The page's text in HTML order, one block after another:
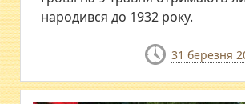
народився до 1932 року.
31 березня